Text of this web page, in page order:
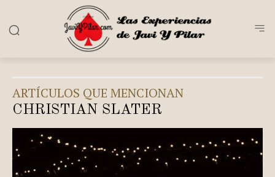
ARTÍCULOS QUE MENCIONAN
CHRISTIAN SLATER